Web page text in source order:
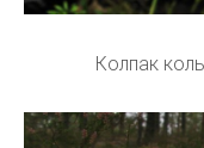
Колпак